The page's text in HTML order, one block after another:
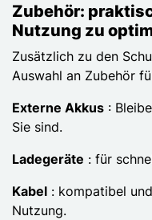
Zubehör:
Nutzung zu
Zusätzlich zu den
Auswahl an Zubehör
Externe Akkus :
Sie sind.
Ladegeräte : für
Kabel : kompatibel
Nutzung.